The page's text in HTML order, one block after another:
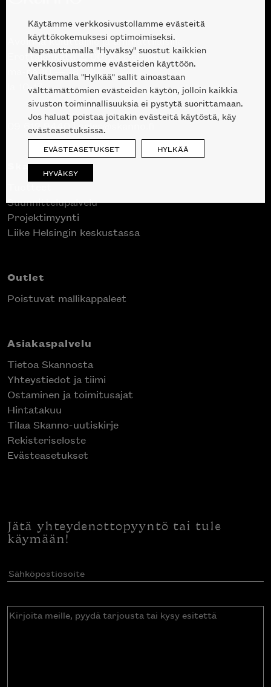
Avoinna kuluttajille ja ammattilaisille:
Erottajankatu 2, 00120 Helsinki
ma-pe 10 — 18
la 10-17
09 612 9440|sales@skanno.fi
Skanno
Suunnittelupalvelu
Projektimyynti
Liike Helsingin keskustassa
Outlet
Poistuvat mallikappaleet
Asiakaspalvelu
Tietoa Skannosta
Yhteystiedot ja tiimi
Ostaminen ja toimitusajat
Hintatakuu
Tilaa Skanno-uutiskirje
Rekisteriseloste
Evästeasetukset
Jätä yhteydenottopyyntö tai tule
käymään!
Sähköpostiosoite(Pakollinen)
Kirjoita
Käytämme verkkosivustollamme evästeitä
käyttökokemuksesi optimoimiseksi.
Napsauttamalla "Hyväksy" suostut kaikkien
verkkosivustomme evästeiden käyttöön.
Valitsemalla "Hylkää" sallit ainoastaan
välttämättömien evästeiden käytön, jolloin kaikkia
sivuston toiminnallisuuksia ei pystytä suorittamaan.
Jos haluat poistaa joitakin evästeitä käytöstä, käy
evästeasetuksissa.
EVÄSTEASETUKSET HYLKÄÄ
HYVÄKSY